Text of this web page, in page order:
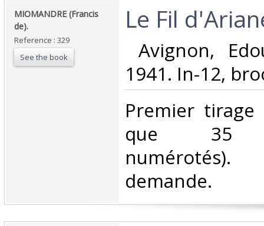
‎MIOMANDRE (Francis
de).‎
Reference : 329
See the book
‎Le Fil
Avignon,
1941. In-12,
‎Premier
que 35
demande.‎